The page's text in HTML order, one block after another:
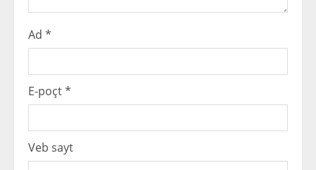
Ad *
E-poçt*
Veb sayt